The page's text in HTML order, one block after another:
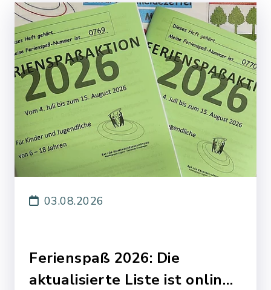
Ferienspaß 2026: Die
aktualisierte Liste ist onlin…
03.08.2026